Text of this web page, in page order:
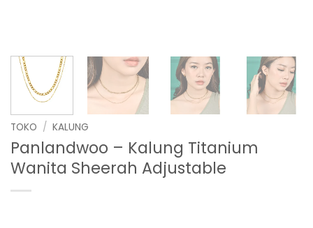
TOKO / KALUNG
Panlandwoo – Kalung Titanium
Wanita Sheerah Adjustable